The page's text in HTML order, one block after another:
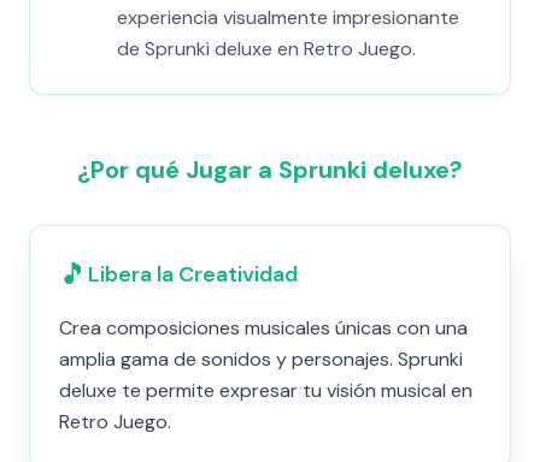
experiencia visualmente impresionante
de Sprunki deluxe en Retro Juego.
¿Por qué Jugar a Sprunki deluxe?
🎵 Libera la Creatividad
Crea composiciones musicales únicas con una
amplia gama de sonidos y personajes. Sprunki
deluxe te permite expresar tu visión musical en
Retro Juego.